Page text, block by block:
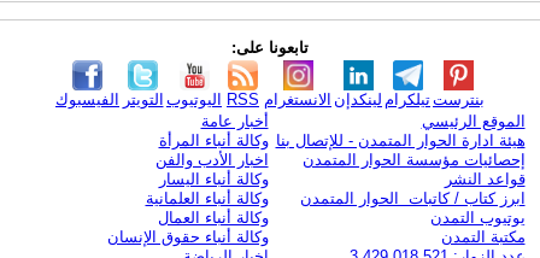
تابعونا على:
الفيسبوك التويتر اليوتيوب RSS الانستغرام لينكدإن تيلكرامبنترست
الموقع الرئيسي
هيئة ادارة الحوار المتمدن - للإتصال بنا
إحصائيات مؤسسة الحوار المتمدن
قواعد النشر
ابرز كتاب / كاتبات الحوار المتمدن
يوتيوب التمدن
مكتبة التمدن
أخبار عامة
وكالة أنباء المرأة
اخبار الأدب والفن
وكالة أنباء اليسار
وكالة أنباء العلمانية
وكالة أنباء العمال
وكالة أنباء حقوق الإنسان